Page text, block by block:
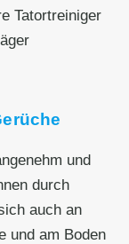
Tatortreiniger
und
durch
auch an
und am Boden